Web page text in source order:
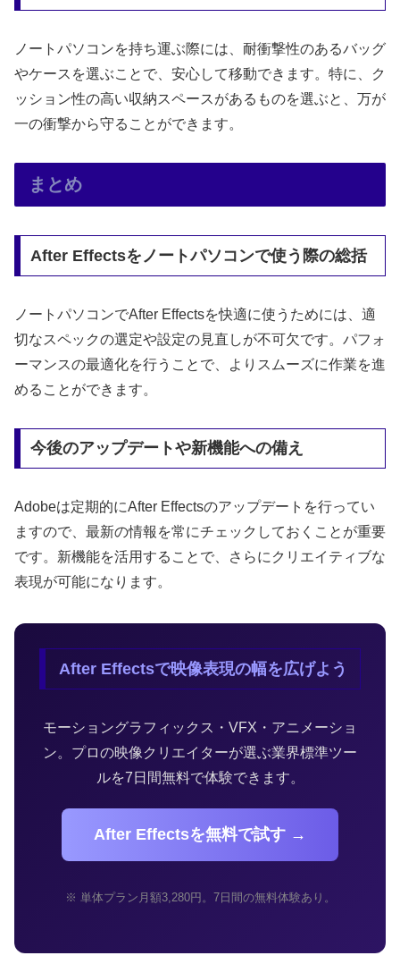
ノートパソコンを持ち運ぶ際には、耐衝撃性のあるバッグ
やケースを選ぶことで、安心して移動できます。特に、ク
ッション性の高い収納スペースがあるものを選ぶと、万が
一の衝撃から守ることができます。
まとめ
After Effectsをノートパソコンで使う際の総括
ノートパソコンでAfter Effectsを快適に使うためには、適
切なスペックの選定や設定の見直しが不可欠です。パフォ
ーマンスの最適化を行うことで、よりスムーズに作業を進
めることができます。
今後のアップデートや新機能への備え
Adobeは定期的にAfter Effectsのアップデートを行ってい
ますので、最新の情報を常にチェックしておくことが重要
です。新機能を活用することで、さらにクリエイティブな
表現が可能になります。
After Effectsで映像表現の幅を広げよう
モーショングラフィックス・VFX・アニメーショ
ン。プロの映像クリエイターが選ぶ業界標準ツー
ルを7日間無料で体験できます。
After Effectsを無料で試す →
※ 単体プラン月額3,280円。7日間の無料体験あり。